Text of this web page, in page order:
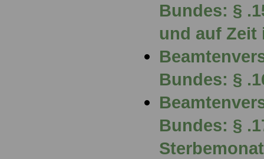
Bundes: §
und auf
Bundes: §
Bundes: §
Sterbemonat